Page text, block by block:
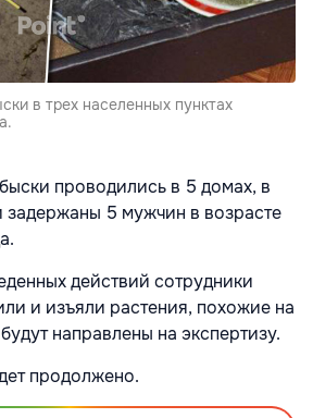
в трех населенных пунктах
быски проводились в 5 домах, в
задержаны 5 мужчин в возрасте
действий сотрудники
и изъяли растения, похожие на
направлены на экспертизу.
продолжено.